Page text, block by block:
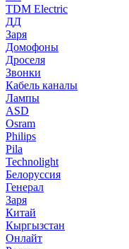
TDM Electric
ДД
Заря
Домофоны
Дроселя
Звонки
Кабель каналы
Лампы
ASD
Osram
Philips
Pila
Technolight
Белоруссия
Генерал
Заря
Китай
Кыргызстан
Онлайт